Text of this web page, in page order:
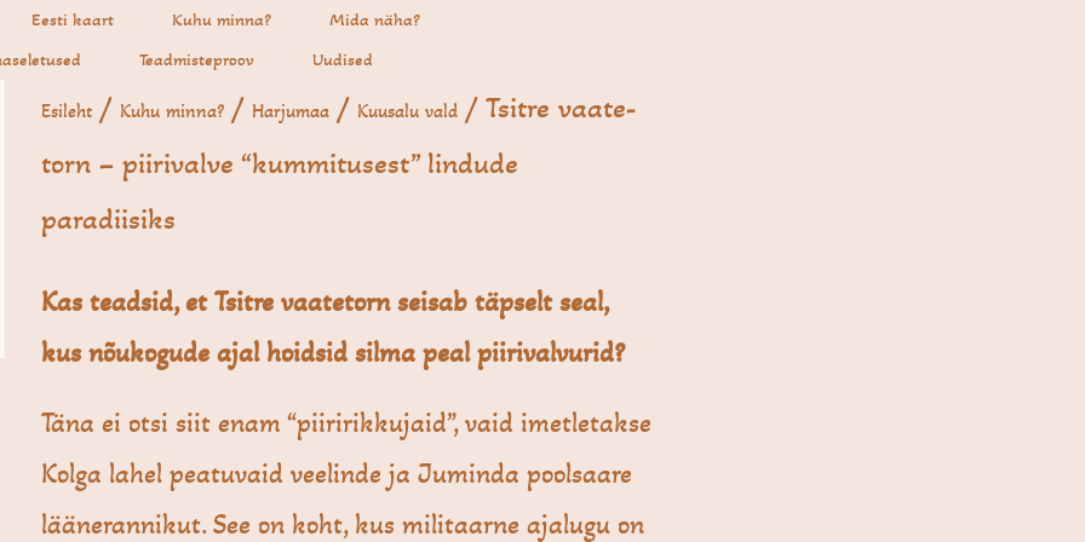
Eesti kaart Kuhu minna?
Mida näha?
Teadmisteproov Uudised
Esileht / Kuhu minna? / Harjumaa / Kuusalu vald / Tsitre vaate­
torn – piirivalve “kummitusest” lindude
paradiisiks
Kas teadsid, et Tsitre vaatetorn seisab täpselt seal,
kus nõukogude ajal hoidsid silma peal piirivalvurid?
Täna ei otsi siit enam “piiririkkujaid”, vaid imetletakse
Kolga lahel peatuvaid veelinde ja Juminda poolsaare
läänerannikut. See on koht, kus militaarne ajalugu on